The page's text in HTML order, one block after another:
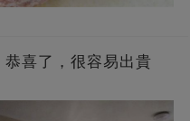
喜了，很容易出貴